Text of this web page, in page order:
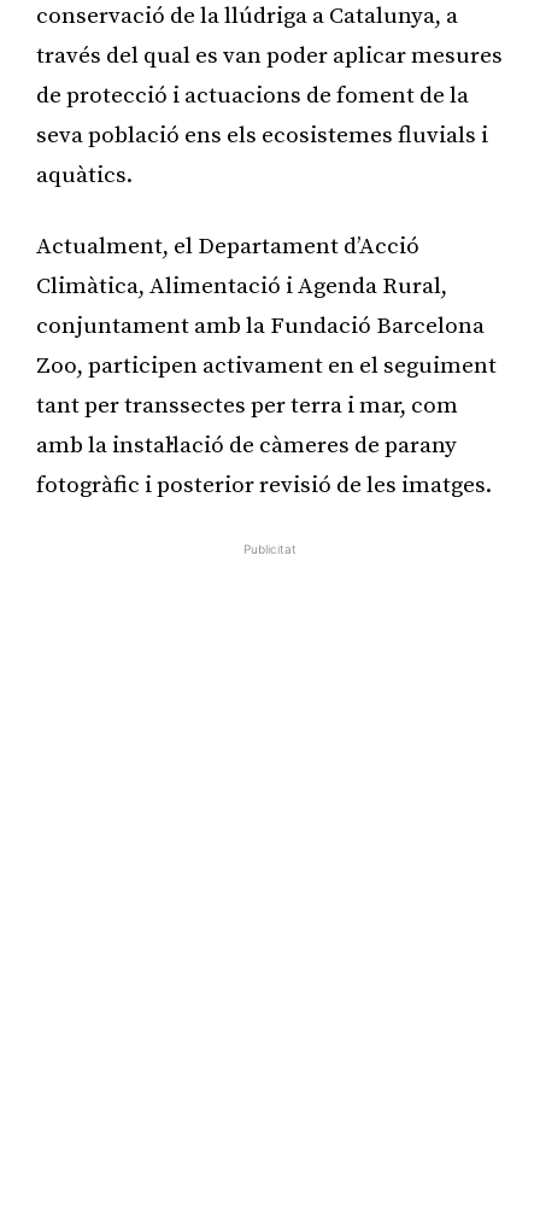
conservació de la llúdriga a Catalunya, a
través del qual es van poder aplicar mesures
de protecció i actuacions de foment de la
seva població ens els ecosistemes fluvials i
aquàtics.
Actualment, el Departament d’Acció
Climàtica, Alimentació i Agenda Rural,
conjuntament amb la Fundació Barcelona
Zoo, participen activament en el seguiment
tant per transsectes per terra i mar, com
amb la instal·lació de càmeres de parany
fotogràfic i posterior revisió de les imatges.
Publicitat